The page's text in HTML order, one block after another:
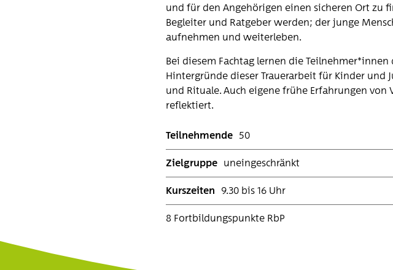
und für den Angehörigen einen sicheren Ort zu
Begleiter und Ratgeber werden; der junge
aufnehmen und weiterleben.
Bei diesem Fachtag lernen die
Hintergründe dieser Trauerarbeit für Kinder und
und Rituale. Auch eigene frühe Erfahrungen
reflektiert.
Teilnehmende 50
Zielgruppe uneingeschränkt
Kurszeiten 9.30 bis 16 Uhr
8 Fortbildungspunkte RbP